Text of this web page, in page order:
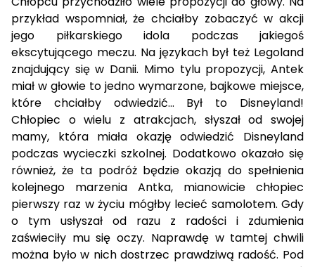
przykład wspomniał, że chciałby zobaczyć w akcji
jego piłkarskiego idola podczas jakiegoś
ekscytującego meczu. Na językach był też Legoland
znajdujący się w Danii. Mimo tylu propozycji, Antek
miał w głowie to jedno wymarzone, bajkowe miejsce,
które chciałby odwiedzić… Był to Disneyland!
Chłopiec o wielu z atrakcjach, słyszał od swojej
mamy, która miała okazję odwiedzić Disneyland
podczas wycieczki szkolnej. Dodatkowo okazało się
również, że ta podróż będzie okazją do spełnienia
kolejnego marzenia Antka, mianowicie chłopiec
pierwszy raz w życiu mógłby lecieć samolotem. Gdy
o tym usłyszał od razu z radości i zdumienia
zaświeciły mu się oczy. Naprawdę w tamtej chwili
można było w nich dostrzec prawdziwą radość. Pod